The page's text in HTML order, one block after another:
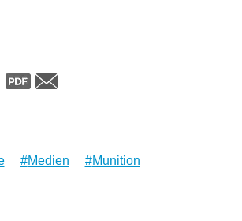
Medien Munition